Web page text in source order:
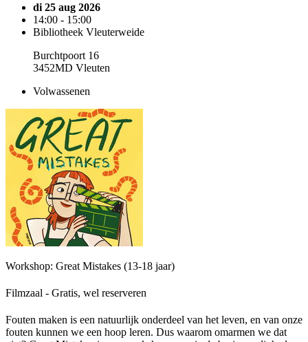
di 25 aug 2026
14:00 - 15:00
Bibliotheek Vleuterweide
Burchtpoort 16
3452MD Vleuten
Volwassenen
Workshop: Great Mistakes (13-18 jaar)
Filmzaal - Gratis, wel reserveren
Fouten maken is een natuurlijk onderdeel van het leven, en van onze
fouten kunnen we een hoop leren. Dus waarom omarmen we dat